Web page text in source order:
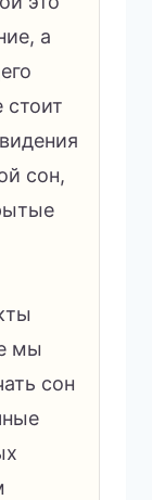
а
стоит
сон,
мы
сон